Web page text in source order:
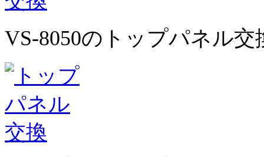
VS-8050のトップパネル